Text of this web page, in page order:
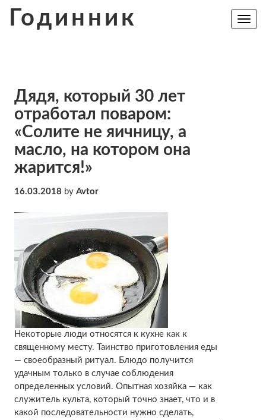
Годинник
Toggle
Дядя, который 30 лет
отработал поваром:
«Солите не яичницу, а
масло, на котором она
жарится!»
16.03.2018 by Avtor
Некоторые люди относятся к кухне как к
священному месту. Таинство приготовления еды
— своеобразный ритуал. Блюдо получится
удачным только в случае соблюдения
определенных условий. Опытная хозяйка — как
служитель культа, который точно знает, что и в
какой последовательности нужно сделать,